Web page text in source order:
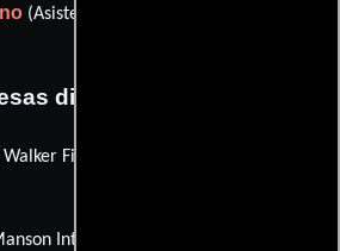
(Asistente de gerente de la unidad)
distribuidoras
Film Distributors
International